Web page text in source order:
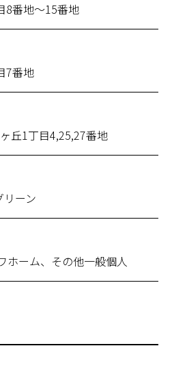
8番地〜15番地
7番地
丘1丁目4,25,27番地
ーン
ホーム、その他一般個人